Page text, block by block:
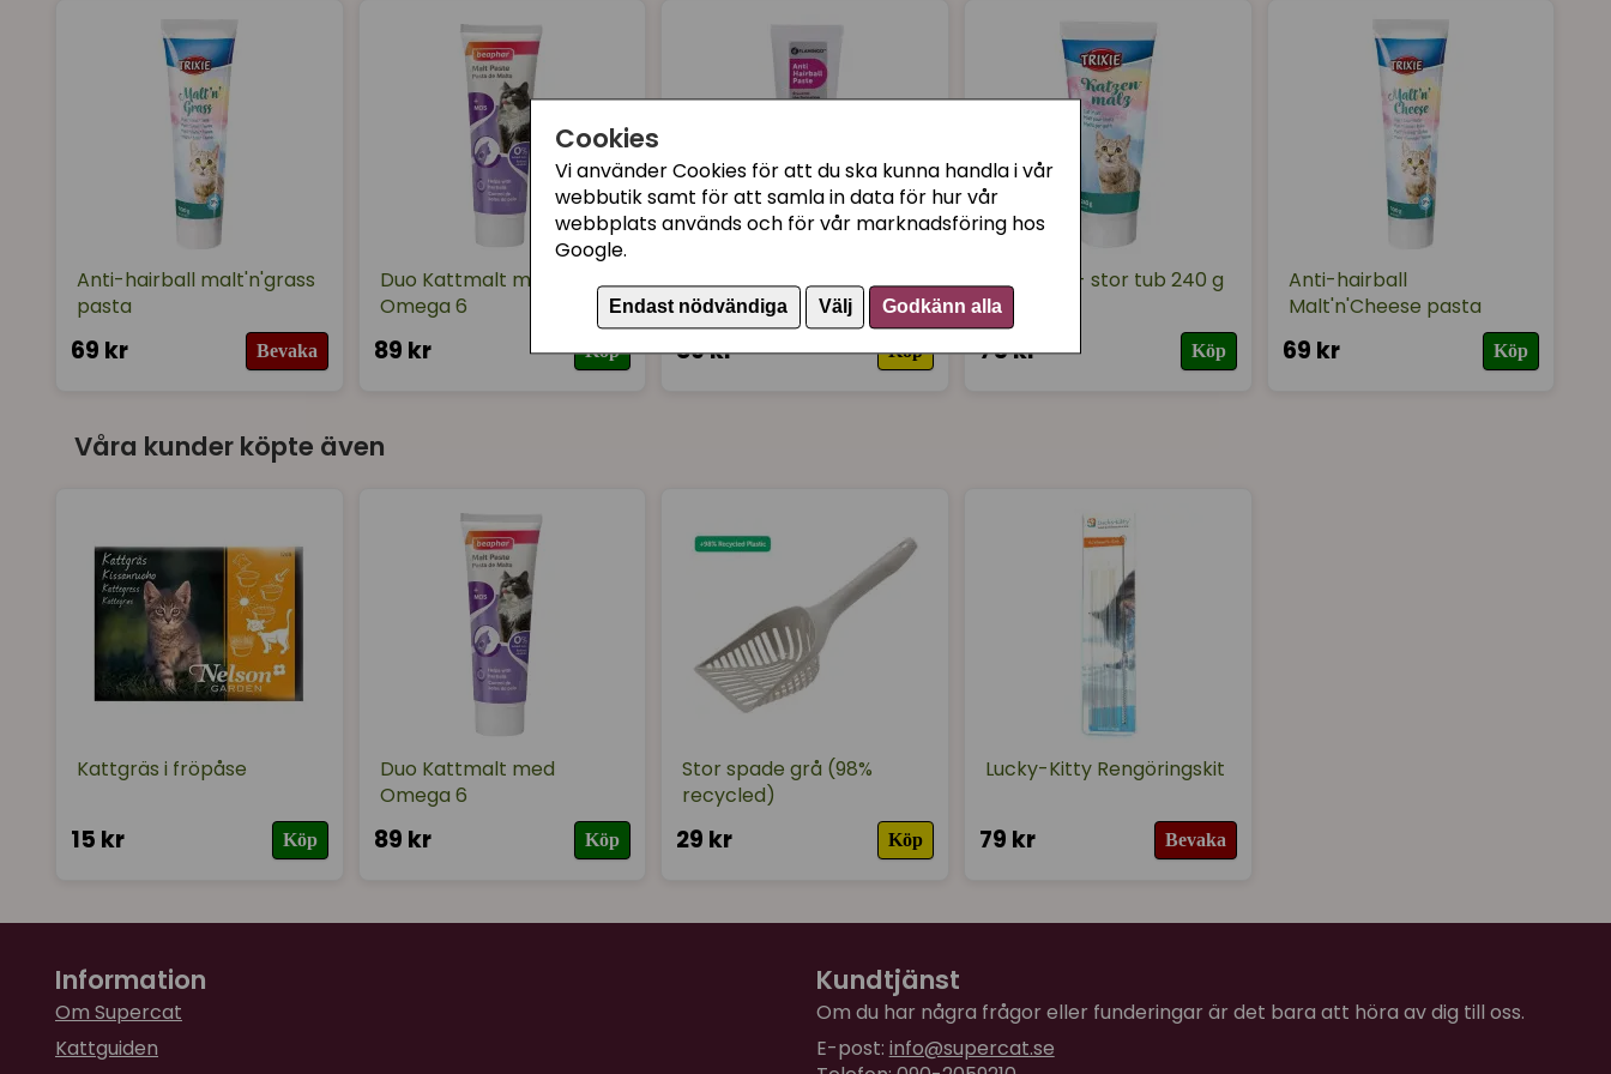
Cookies
Vi använder Cookies för att du ska kunna handla i vår
webbutik samt för att samla in data för hur vår
webbplats används och för vår marknadsföring hos
Google.
Endast nödvändiga Välj Godkänn alla
Anti-hairball malt'n'grass
pasta
69 kr Bevaka
Duo Kattmalt med
Omega 6
89 kr Köp
Kattmalt anti-hairball
89 kr Köp
Kattmalt - stor tub 240 g
75 kr Köp
Anti-hairball
Malt'n'Cheese pasta
69 kr Köp
Våra kunder köpte även
Kattgräs i fröpåse
15 kr Köp
Duo Kattmalt med
Omega 6
89 kr Köp
Stor spade grå (98%
recycled)
29 kr Köp
Lucky-Kitty Rengöringskit
79 kr Bevaka
Information
Om Supercat
Kattguiden
Kundtjänst
Om du har några frågor eller funderingar är det bara att höra av dig till oss.
E-post: info@supercat.se